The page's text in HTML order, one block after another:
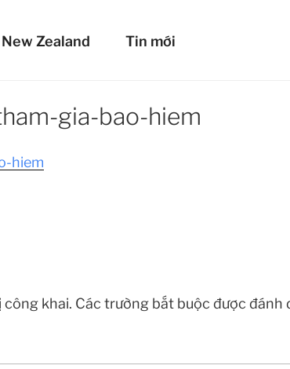
DU LỊCH LIBERTY
Zealand Tin mới
gia-bao-hiem
công khai. Các trường bắt buộc được đánh